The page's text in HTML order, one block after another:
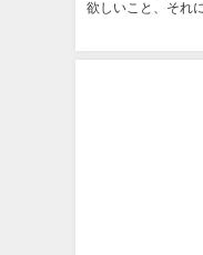
欲しいこと、それ